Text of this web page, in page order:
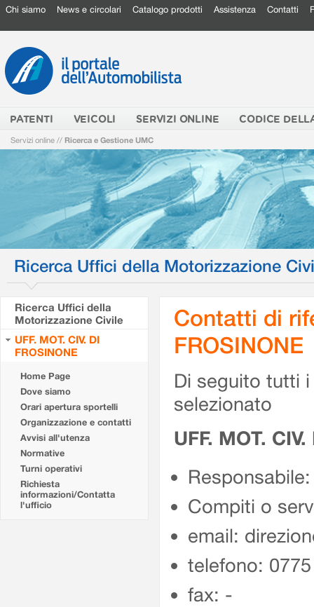
Chi siamo News e circolari Catalogo prodotti Assistenza Contatti
PATENTI VEICOLI SERVIZI ONLINE CODICE
Servizi online // Ricerca e Gestione UMC
Ricerca Uffici della Motorizzazione
Ricerca Uffici della
Motorizzazione Civile
UFF. MOT. CIV. DI
FROSINONE
Home Page
Dove siamo
Orari apertura sportelli
Organizzazione e contatti
Avvisi all'utenza
Normative
Turni operativi
Richiesta
informazioni/Contatta
l'ufficio
Contatti di
FROSINONE
Di seguito tutti
selezionato
UFF. MOT.
Compiti o
email:
telefono:
fax: -